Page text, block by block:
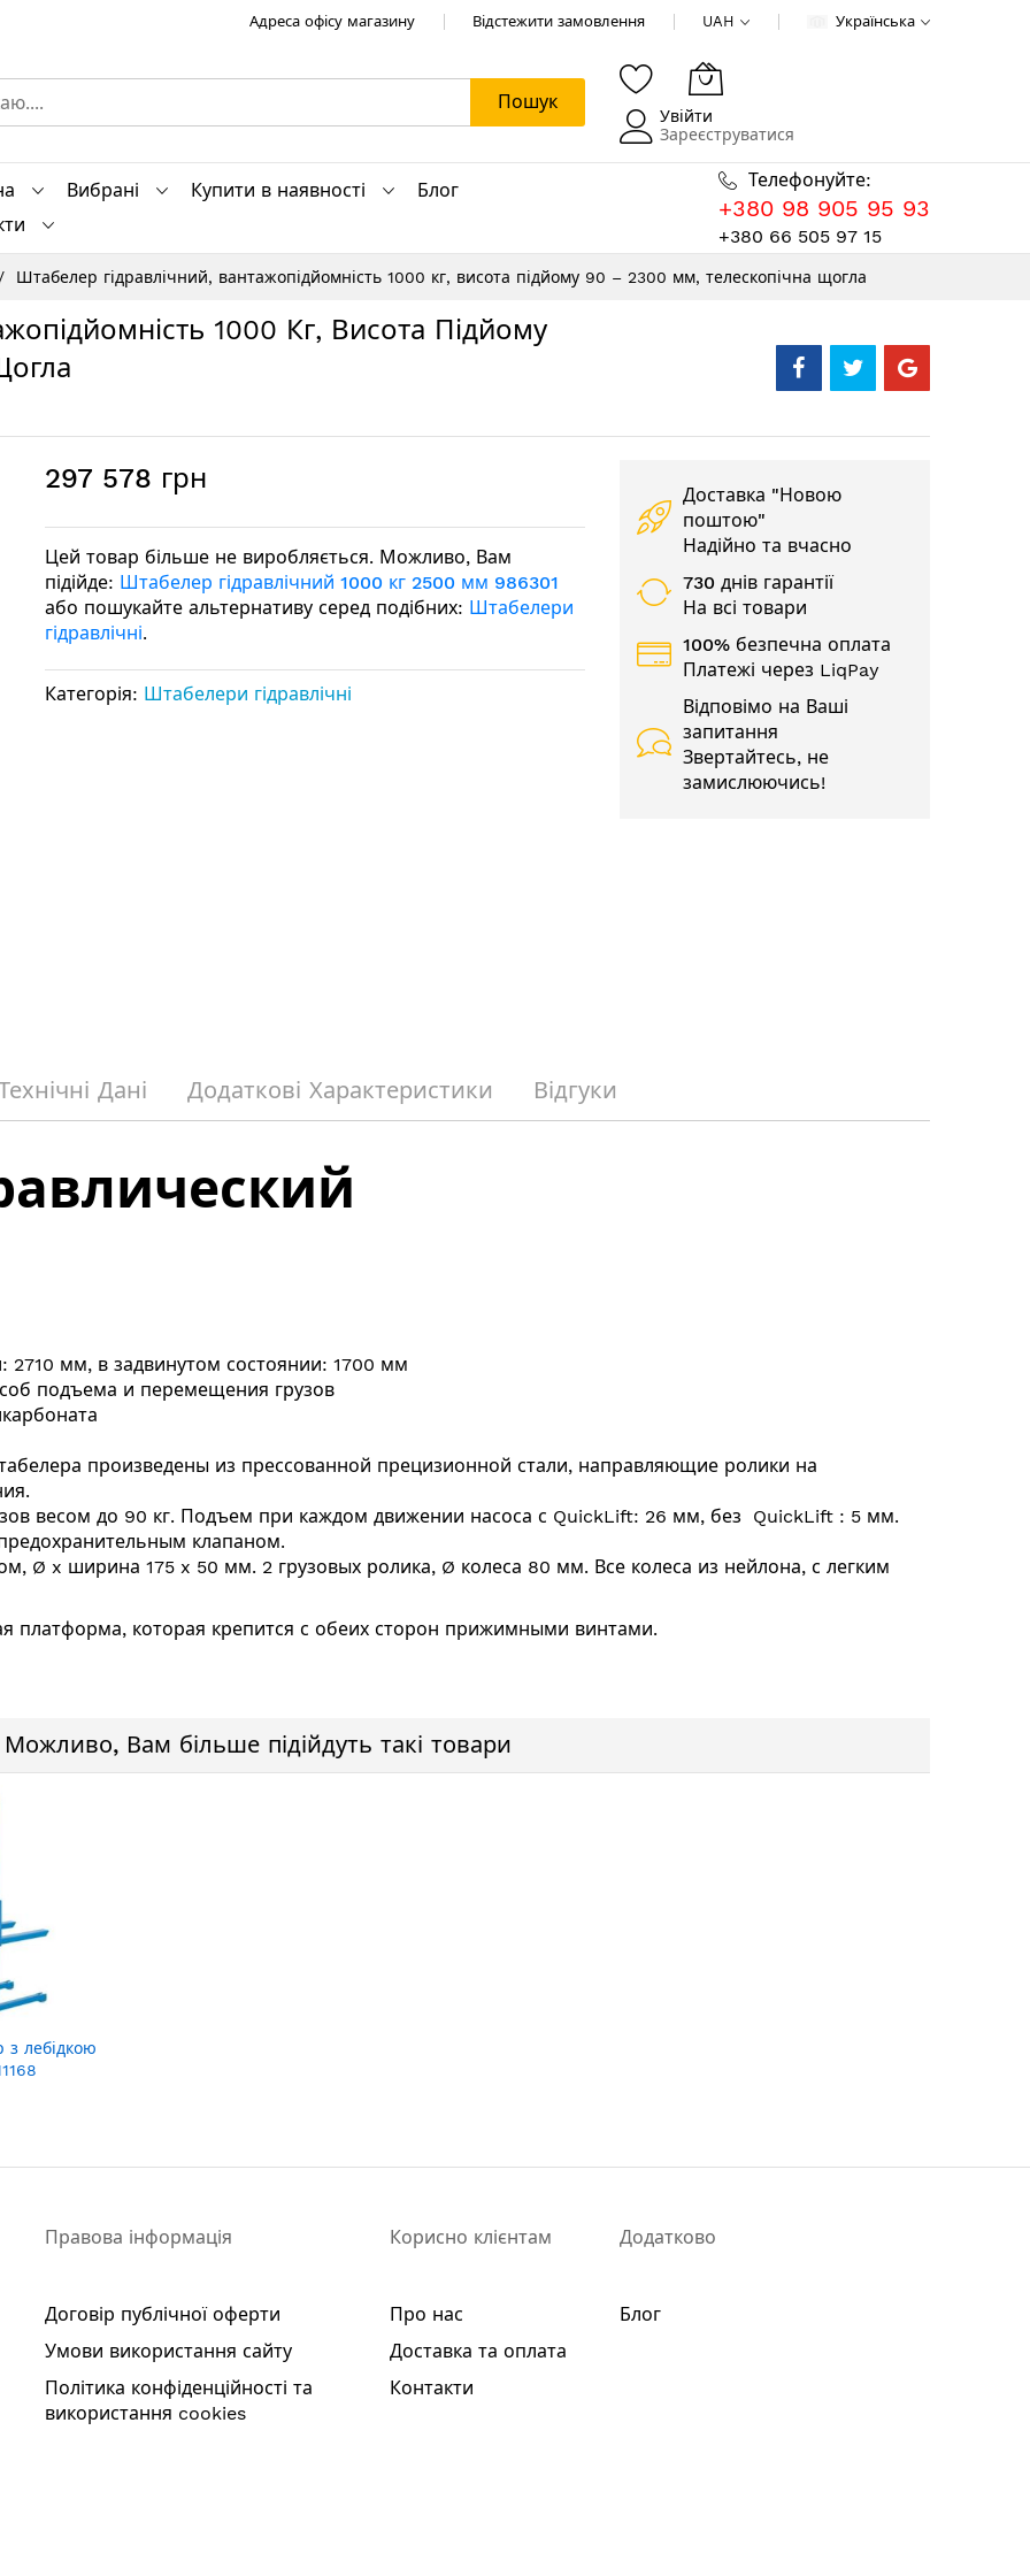
Адреса офісу магазину Відстежити замовлення UAH Українська
Пошук
Увійти
Зареєструватися
Вибрані Купити в наявності
Блог
Телефонуйте:
+380 98 905 95 93
+380 66 505 97 15
Штабелер гідравлічний, вантажопідйомність 1000 кг, висота підйому 90 – 2300 мм, телескопічна щогла
1000 Кг, Висота Підйому
297 578 грн
Цей товар більше не виробляється. Можливо, Вам
підійде: Штабелер гідравлічний 1000 кг 2500 мм 986301
або пошукайте альтернативу серед подібних: Штабелери
гідравлічні.
Категорія: Штабелери гідравлічні
Доставка "Новою
поштою"
Надійно та вчасно
730 днів гарантії
На всі товари
100% безпечна оплата
Платежі через LiqPay
Відповімо на Ваші
запитання
Звертайтесь, не
замислюючись!
2710 мм, в задвинутом состоянии: 1700 мм
подъема и перемещения грузов
произведены из прессованной прецизионной стали, направляющие ролики на
весом до 90 кг. Подъем при каждом движении насоса с QuickLift: 26 мм, без QuickLift : 5 мм.
клапаном.
Ø x ширина 175 x 50 мм. 2 грузовых ролика, Ø колеса 80 мм. Все колеса из нейлона, с легким
платформа, которая крепится с обеих сторон прижимными винтами.
Дані Додаткові Характеристики Відгуки
Можливо, Вам більше підійдуть такі товари
з лебідкою
Правова інформація
Договір публічної оферти
Умови використання сайту
Політика конфіденційності та
використання cookies
Корисно клієнтам
Про нас
Доставка та оплата
Контакти
Додатково
Блог